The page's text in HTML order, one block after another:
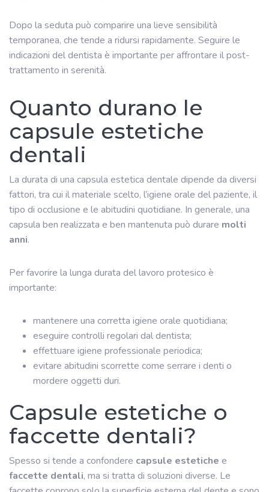
Dopo la seduta può comparire una lieve sensibilità
temporanea, che tende a ridursi rapidamente. Seguire le
indicazioni del dentista è importante per affrontare il post-
trattamento in serenità.
Quanto durano le
capsule estetiche
dentali
La durata di una capsula estetica dentale dipende da diversi
fattori, tra cui il materiale scelto, l’igiene orale del paziente, il
tipo di occlusione e le abitudini quotidiane. In generale, una
capsula ben realizzata e ben mantenuta può durare molti
anni.
Per favorire la lunga durata del lavoro protesico è
importante:
mantenere una corretta igiene orale quotidiana;
eseguire controlli regolari dal dentista;
effettuare igiene professionale periodica;
evitare abitudini scorrette come serrare i denti o
mordere oggetti duri.
Capsule estetiche o
faccette dentali?
Spesso si tende a confondere capsule estetiche e
faccette dentali, ma si tratta di soluzioni diverse. Le